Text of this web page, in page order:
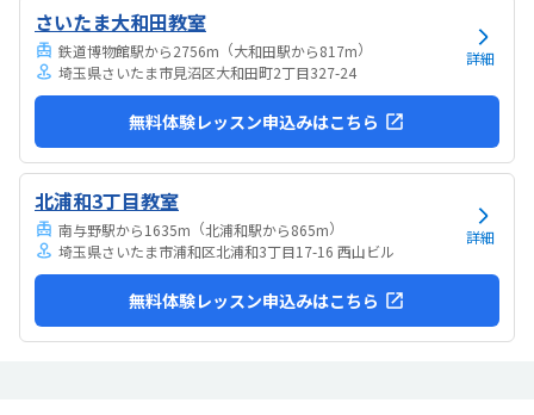
さいたま大和田教室
鉄道博物館駅から2756m （大和田駅から817m）
埼玉県さいたま市見沼区大和田町2丁目327-24
詳細
無料体験レッスン申込みはこちら
北浦和3丁目教室
南与野駅から1635m （北浦和駅から865m）
埼玉県さいたま市浦和区北浦和3丁目17-16 西山ビル
詳細
無料体験レッスン申込みはこちら